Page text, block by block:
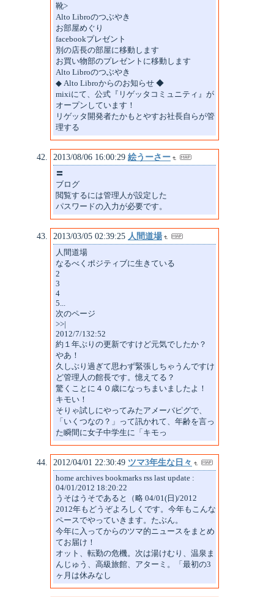
靴>
Alto Libroのつぶやき
お部屋めぐり
facebookプレゼント
別の店長の部屋に移動します
お買い物部のプレゼントに移動します
Alto Libroのつぶやき
◆ Alto Libroからのお知らせ ◆
mixiにて、公式『リゲッタコミュニティ』が
オープンしています！
リゲッタ開発者たかもとやすお社長自らが管
理する
2013/08/06 16:00:29 絵うーさー
〓
ブログ
閲覧するには管理人が設定した
パスワードの入力が必要です。
2013/03/05 02:39:25 人間道場
人間道場
なるべくポジティブに生きている
2
3
4
5...
次のページ
>>|
2012/7/132:52
約１年ぶりの更新ですけど元気でしたか？
やあ！
久しぶり過ぎて思わず緊張しちゃうんですけ
ど管理人の館長です。憶えてる？
驚くことに４０歳になっちまいましたよ！
キモい！
そりゃ試しにやってみたアメーバピグで、
「いくつなの？」って訊かれて、年齢を言っ
た瞬間に女子中学生に「キモっ
2012/04/01 22:30:49 ツマ3年生な日々
home archives bookmarks rss last update :
04/01/2012 18:20:22
うそはうそであると（略 04/01(日)/2012
2012年もどうぞよろしくです。今年もこんな
ペースでやっていきます。たぶん。
今年に入ってからのツマ的ニュースをまとめ
てお届け！
オット、転勤の危機。次は湯けむり、温泉ま
んじゅう、高級旅館、アターミ。「最初の3
ヶ月は休みなし